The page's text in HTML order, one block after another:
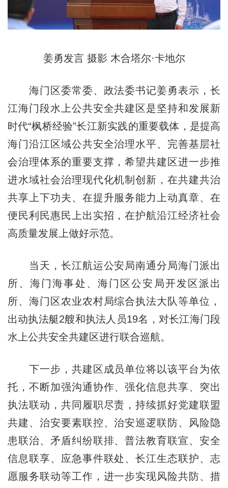
姜勇发言 摄影 木合塔尔·卡地尔
海门区委常委、政法委书记姜勇表示，长
江海门段水上公共安全共建区是坚持和发展新
时代“枫桥经验”长江新实践的重要载体，是提高
海门沿江区域公共安全治理水平、完善基层社
会治理体系的重要支撑，希望共建区进一步推
进水域社会治理现代化机制创新，在共建共治
共享上下功夫、在提升服务能力上动真章、在
便民利民惠民上出实招，在护航沿江经济社会
高质量发展上做好示范。
当天，长江航运公安局南通分局海门派出
所、海门海事处、海门区公安局开发区派出
所、海门区农业农村局综合执法大队等单位，
出动执法艇2艘和执法人员19名，对长江海门段
水上公共安全共建区进行联合巡航。
下一步，共建区成员单位将以该平台为依
托，不断加强沟通协作、强化信息共享、突出
执法联动，共同履职尽责，持续抓好党建联盟
共建、治安要素联控、治安巡逻联防、风险隐
患联治、矛盾纠纷联排、普法教育联宣、安全
信息联享、应急事件联处、长江生态联护、志
愿服务联动等工作，进一步实现风险共防、措